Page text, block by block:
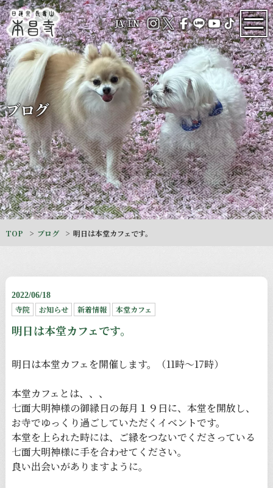
JA/EN
ブログ
TOP ブログ 明日は本堂カフェです。
2022/06/18
寺院 お知らせ 新着情報 本堂カフェ
明日は本堂カフェです。
明日は本堂カフェを開催します。（11時〜17時）
本堂カフェとは、、、
七面大明神様の御縁日の毎月１９日に、本堂を開放し、
お寺でゆっくり過ごしていただくイベントです。
本堂を上られた時には、ご縁をつないでくださっている
七面大明神様に手を合わせてください。
良い出会いがありますように。